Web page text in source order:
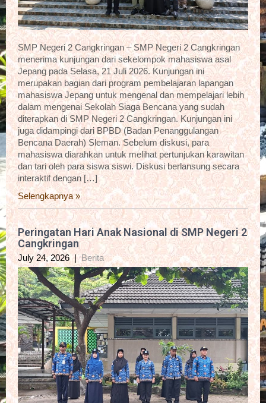
SMP Negeri 2 Cangkringan – SMP Negeri 2 Cangkringan
menerima kunjungan dari sekelompok mahasiswa asal
Jepang pada Selasa, 21 Juli 2026. Kunjungan ini
merupakan bagian dari program pembelajaran lapangan
mahasiswa Jepang untuk mengenal dan mempelajari lebih
dalam mengenai Sekolah Siaga Bencana yang sudah
diterapkan di SMP Negeri 2 Cangkringan. Kunjungan ini
juga didampingi dari BPBD (Badan Penanggulangan
Bencana Daerah) Sleman. Sebelum diskusi, para
mahasiswa diarahkan untuk melihat pertunjukan karawitan
dan tari oleh para siswa siswi. Diskusi berlansung secara
interaktif dengan […]
Selengkapnya »
Peringatan Hari Anak Nasional di SMP Negeri 2
Cangkringan
July 24, 2026 |Berita